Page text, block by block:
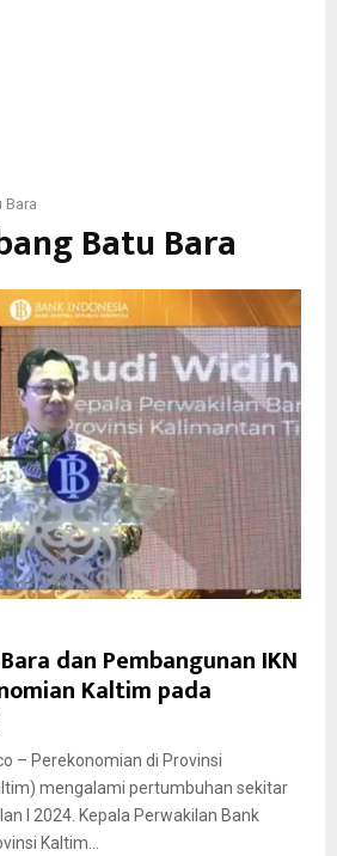
Bara
Batu Bara
dan Pembangunan IKN
Kaltim pada
– Perekonomian di Provinsi
mengalami pertumbuhan sekitar
I 2024. Kepala Perwakilan Bank
Kaltim...